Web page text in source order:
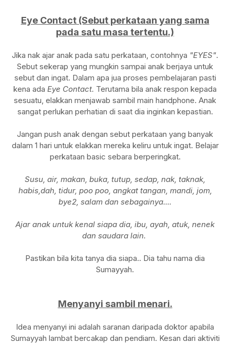
Eye Contact (Sebut perkataan yang sama
pada satu masa tertentu.)
Jika nak ajar anak pada satu perkataan, contohnya "EYES".
Sebut sekerap yang mungkin sampai anak berjaya untuk
sebut dan ingat. Dalam apa jua proses pembelajaran pasti
kena ada Eye Contact. Terutama bila anak respon kepada
sesuatu, elakkan menjawab sambil main handphone. Anak
sangat perlukan perhatian di saat dia inginkan kepastian.
Jangan push anak dengan sebut perkataan yang banyak
dalam 1 hari untuk elakkan mereka keliru untuk ingat. Belajar
perkataan basic sebara berperingkat.
Susu, air, makan, buka, tutup, sedap, nak, taknak,
habis,dah, tidur, poo poo, angkat tangan, mandi, jom,
bye2, salam dan sebagainya....
Ajar anak untuk kenal siapa dia, ibu, ayah, atuk, nenek
dan saudara lain.
Pastikan bila kita tanya dia siapa.. Dia tahu nama dia
Sumayyah.
Menyanyi sambil menari.
Idea menyanyi ini adalah saranan daripada doktor apabila
Sumayyah lambat bercakap dan pendiam. Kesan dari aktiviti